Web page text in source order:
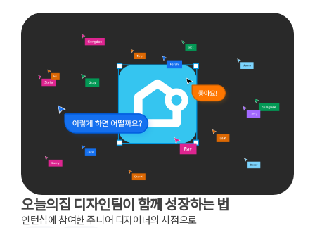
오늘의집 디자인팀이 함께 성장하는 법
인턴십에 참여한 주니어 디자이너의 시점으로